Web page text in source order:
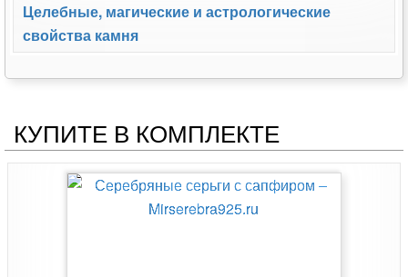
Целебные, магические и астрологические
свойства камня
КУПИТЕ В КОМПЛЕКТЕ